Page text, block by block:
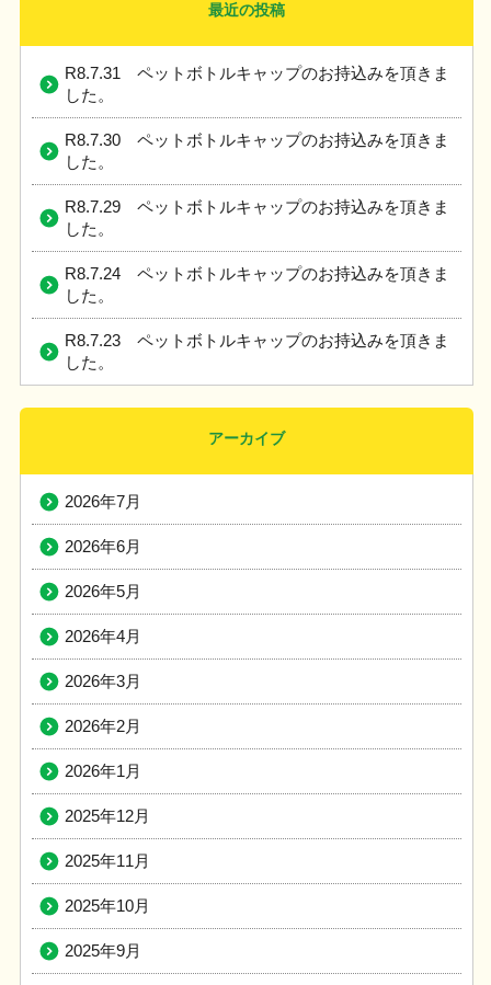
最近の投稿
R8.7.31 ペットボトルキャップのお持込みを頂きま
した。
R8.7.30 ペットボトルキャップのお持込みを頂きま
した。
R8.7.29 ペットボトルキャップのお持込みを頂きま
した。
R8.7.24 ペットボトルキャップのお持込みを頂きま
した。
R8.7.23 ペットボトルキャップのお持込みを頂きま
した。
アーカイブ
2026年7月
2026年6月
2026年5月
2026年4月
2026年3月
2026年2月
2026年1月
2025年12月
2025年11月
2025年10月
2025年9月